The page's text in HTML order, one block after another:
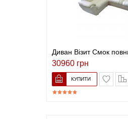
Диван Візит Смок
30960 грн
В